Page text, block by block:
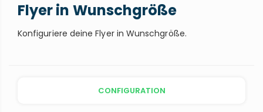
Flyer in Wunschgröße
Konfiguriere deine Flyer in Wunschgröße.
CONFIGURATION